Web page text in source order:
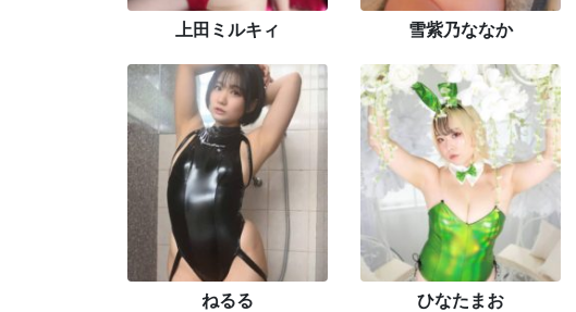
上田ミルキィ 雪紫乃ななか
ねるる ひなたまお